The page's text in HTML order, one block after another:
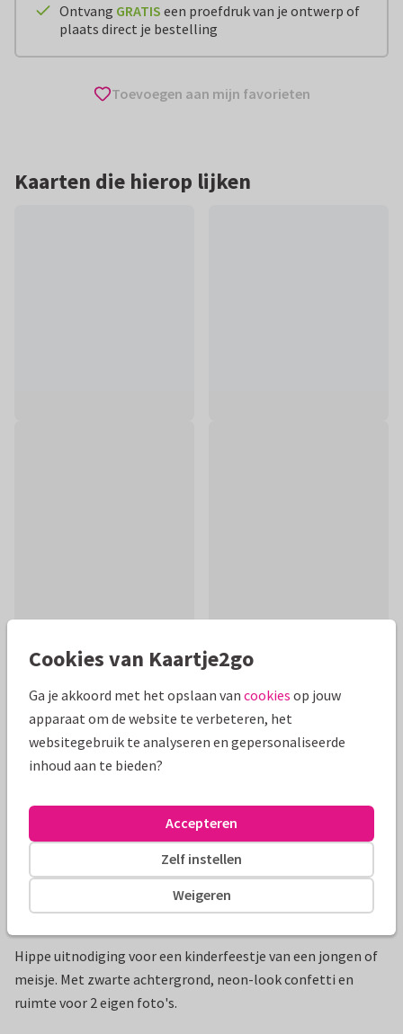
Ontvang GRATIS een proefdruk van je ontwerp of
plaats direct je bestelling
Toevoegen aan mijn favorieten
Kaarten die hierop lijken
Mooie extra's bij je kaart
Hippe uitnodiging voor een kinderfeestje van een jongen of
meisje. Met zwarte achtergrond, neon-look confetti en
ruimte voor 2 eigen foto's.
Cookies van Kaartje2go
Ga je akkoord met het opslaan van cookies op jouw
apparaat om de website te verbeteren, het
websitegebruik te analyseren en gepersonaliseerde
inhoud aan te bieden?
Weigeren
Zelf instellen
Accepteren